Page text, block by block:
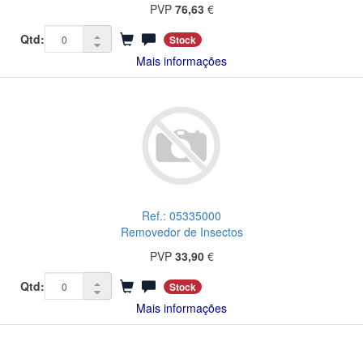
PVP 76,63 €
Qtd:
Stock
Mais informações
Ref.: 05335000
Removedor de Insectos
PVP 33,90€
Qtd:
Stock
Mais informações